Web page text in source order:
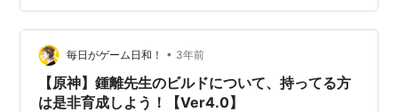
考えにし何気に廻聖してたやつでいいのが出たんで耐久
鍾離先生を新たに作成しました。 鍾離の今現在 聖遺物を
洗顔こと、千岩牢固に変更。前の旧貴族の時よりHPは増
えておらず、旧貴族のサブオプにHP関連が多めにあった
為です。武器をスライム槍こと黒纓槍を装備す…
毎日がゲーム日和！ • 3年前
【原神】鍾離先生のビルドについて、持ってる方
は是非育成しよう！【Ver4.0】